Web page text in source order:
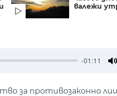
валежи
-01:11
за противозаконно